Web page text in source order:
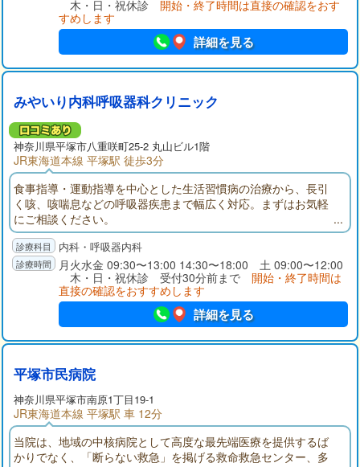
木・日・祝休診 開始・終了時間は直接の確認をおす
すめします
詳細を見る
みやいり内科呼吸器科クリニック
神奈川県平塚市八重咲町25-2 丸山ビル1階
JR東海道本線 平塚駅 徒歩3分
食事指導・運動指導を中心とした生活習慣病の治療から、長引
く咳、咳喘息などの呼吸器疾患まで幅広く対応。まずはお気軽
にご相談ください。
内科・呼吸器内科
月火水金 09:30〜13:00 14:30〜18:00 土 09:00〜12:00
木・日・祝休診 受付30分前まで 開始・終了時間は
直接の確認をおすすめします
詳細を見る
平塚市民病院
神奈川県平塚市南原1丁目19-1
JR東海道本線 平塚駅 車 12分
当院は、地域の中核病院として高度な最先端医療を提供するば
かりでなく、「断らない救急」を掲げる救命救急センター、多